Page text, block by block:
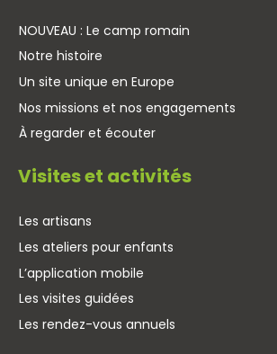
NOUVEAU : Le camp romain
Notre histoire
Un site unique en Europe
Nos missions et nos engagements
À regarder et écouter
Visites et activités
Les artisans
Les ateliers pour enfants
L’application mobile
Les visites guidées
Les rendez-vous annuels